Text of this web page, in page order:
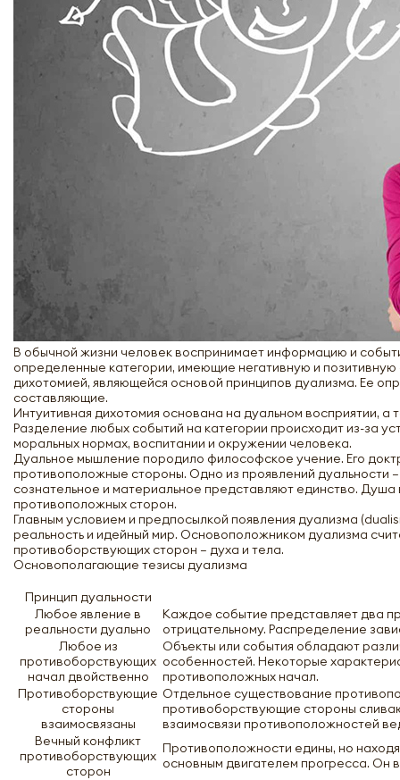
В обычной жизни человек воспринимает информацию и
определенные категории, имеющие негативную и
дихотомией, являющейся основой принципов дуализма. Ее
составляющие.
Интуитивная дихотомия основана на дуальном восприятии,
Разделение любых событий на категории происходит из-за
моральных нормах, воспитании и окружении человека.
Дуальное мышление породило философское учение. Его
противоположные стороны. Одно из проявлений дуальности
сознательное и материальное представляют единство.
противоположных сторон.
Главным условием и предпосылкой появления дуализма
реальность и идейный мир. Основоположником дуализма
противоборствующих сторон – духа и тела.
Основополагающие тезисы дуализма
Принцип дуальности
Любое явление в
реальности дуально
Каждое событие представляет два
отрицательному. Распределение
Любое из
противоборствующих
начал двойственно
Объекты или события обладают
особенностей. Некоторые
противоположных начал.
Противоборствующие
стороны
взаимосвязаны
Отдельное существование
противоборствующие стороны
взаимосвязи противоположностей
Вечный конфликт
противоборствующих
сторон
Противоположности едины, но
основным двигателем прогресса. Он